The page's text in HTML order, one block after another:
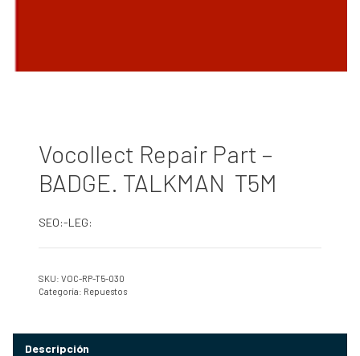
Vocollect Repair Part –
BADGE. TALKMAN T5M
SEO:-LEG:
SKU: VOC-RP-T5-030
Categoría: Repuestos
Descripción